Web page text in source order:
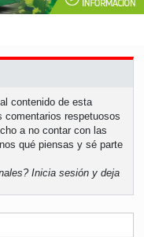
contenido de esta
respetuosos
a no contar con las
qué piensas y sé parte
Inicia sesión y deja